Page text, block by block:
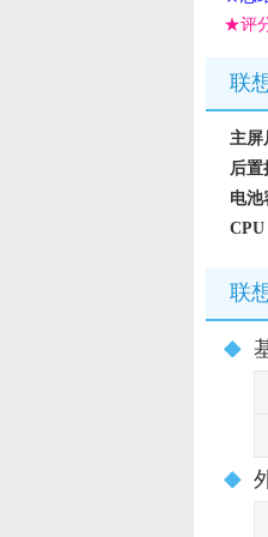
★评
联
主屏
后置
电池
CPU
联